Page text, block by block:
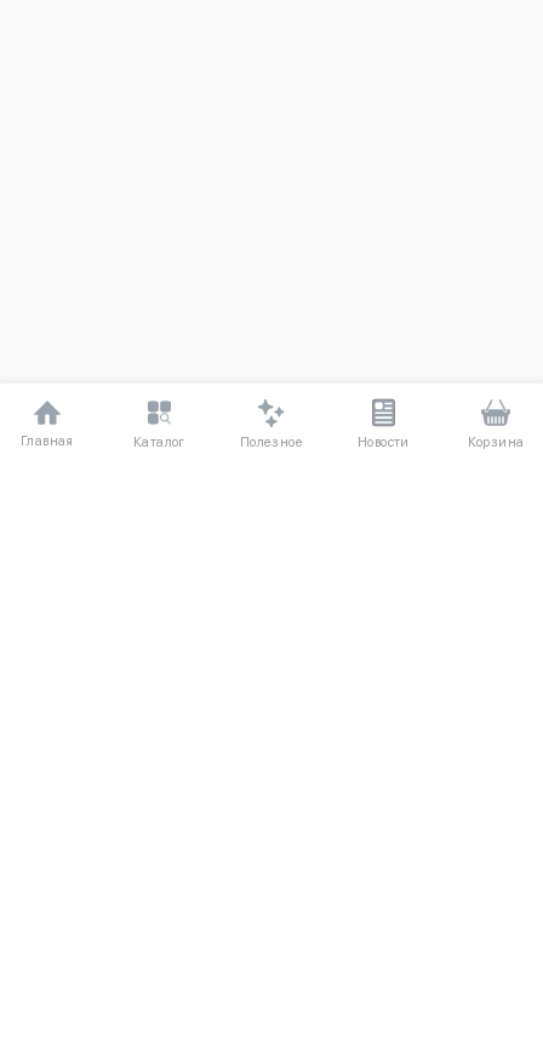
Главная Каталог Полезное Новости Корзина